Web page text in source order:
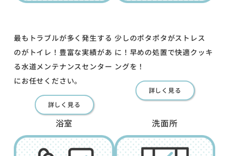
最もトラブルが多く発生する
のがトイレ！豊富な実績があ
る水道メンテナンスセンター
にお任せください。
詳しく見る
少しのポタポタがストレス
に！早めの処置で快適クッキ
ングを！
詳しく見る
浴室 洗面所